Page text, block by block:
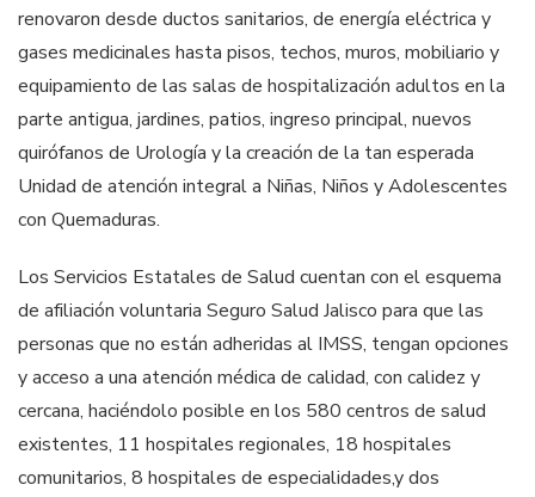
renovaron desde ductos sanitarios, de energía eléctrica y
gases medicinales hasta pisos, techos, muros, mobiliario y
equipamiento de las salas de hospitalización adultos en la
parte antigua, jardines, patios, ingreso principal, nuevos
quirófanos de Urología y la creación de la tan esperada
Unidad de atención integral a Niñas, Niños y Adolescentes
con Quemaduras.
Los Servicios Estatales de Salud cuentan con el esquema
de afiliación voluntaria Seguro Salud Jalisco para que las
personas que no están adheridas al IMSS, tengan opciones
y acceso a una atención médica de calidad, con calidez y
cercana, haciéndolo posible en los 580 centros de salud
existentes, 11 hospitales regionales, 18 hospitales
comunitarios, 8 hospitales de especialidades,y dos